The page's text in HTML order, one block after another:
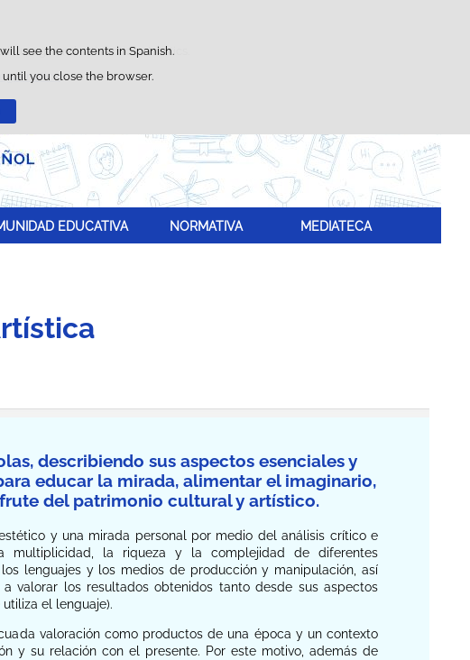
usage and satisfaction statistics.
notice.
see the contents in Spanish.
you close the browser.
EDUCATIVA NORMATIVA MEDIATECA
describiendo sus aspectos esenciales y
educar la mirada, alimentar el imaginario,
del patrimonio cultural y artístico.
y una mirada personal por medio del análisis crítico e
multiplicidad, la riqueza y la complejidad de diferentes
lenguajes y los medios de producción y manipulación, así
valorar los resultados obtenidos tanto desde sus aspectos
el lenguaje).
valoración como productos de una época y un contexto
y su relación con el presente. Por este motivo, además de